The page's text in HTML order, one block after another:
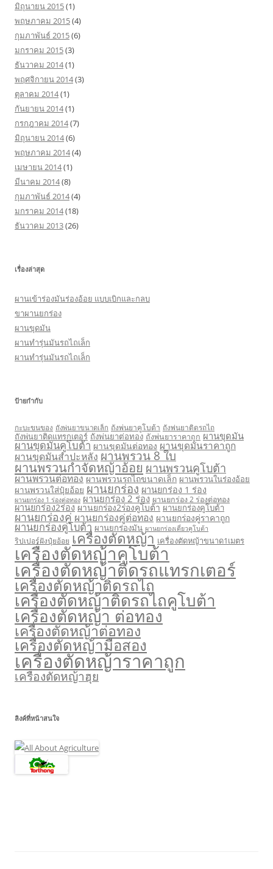
มิถุนายน 2015(1)
พฤษภาคม 2015(4)
กุมภาพันธ์ 2015(6)
มกราคม 2015(3)
ธันวาคม 2014(1)
พฤศจิกายน 2014(3)
ตุลาคม 2014(1)
กันยายน 2014(1)
กรกฎาคม 2014(7)
มิถุนายน 2014(6)
พฤษภาคม 2014(4)
เมษายน 2014(1)
มีนาคม 2014(8)
กุมภาพันธ์ 2014(4)
มกราคม 2014(18)
ธันวาคม 2013(26)
เรื่องล่าสุด
ผานเข้าร่องมันร่องอ้อย แบบเบิกและกลบ
ขาผานยกร่อง
ผานขุดมัน
ผานทำรุ่นมันรถไถเล็ก
ผานทำรุ่นมันรถไถเล็ก
ป้ายกำกับ
กะบะขนของ ถังพ่นยาขนาดเล็ก ถังพ่นยาคูโบต้า ถังพ่นยาติดรถไถ
ถังพ่นยาติดแทรกเตอร์ ถังพ่นยาต่อทอง ถังพ่นยาราคาถูก ผานขุดมัน
ผานขุดมันคูโบต้า ผานขุดมันต่อทอง ผานขุดมันราคาถูก
ผานขุดมันสำปะหลัง ผานพรวน 8 ใบ
ผานพรวนกำจัดหญ้าอ้อย ผานพรวนคูโบต้า
ผานพรวนต่อทอง ผานพรวนรถไถขนาดเล็ก ผานพรวนในร่องอ้อย
ผานพรวนใส่ปุ๋ยอ้อย ผานยกร่อง ผานยกร่อง 1 ร่อง
ผานยกร่อง 1 ร่องต่อทอง ผานยกร่อง 2 ร่อง ผานยกร่อง 2 ร่องต่อทอง
ผานยกร่อง2ร่อง ผานยกร่อง2ร่องคูโบต้า ผานยกร่องคูโบต้า
ผานยกร่องคู่ ผานยกร่องคู่ต่อทอง ผานยกร่องคู่ราคาถูก
ผานยกร่องคู่โบต้า ผานยกร่องมัน ผานยกร่องเดี่ยวคูโบต้า
ริปเปอร์ฝังปุ๋ยอ้อย เครื่องตัดหญ้า เครื่องตัดหญ้าขนาด1เมตร
เครื่องตัดหญ้าคูโบต้า
เครื่องตัดหญ้าติดรถแทรกเตอร์
เครื่องตัดหญ้าติดรถไถ
เครื่องตัดหญ้าติดรถไถคูโบต้า
เครื่องตัดหญ้า ต่อทอง
เครื่องตัดหญ้าต่อทอง
เครื่องตัดหญ้ามือสอง
เครื่องตัดหญ้าราคาถูก
เครื่องตัดหญ้าฮุย
ลิงค์ที่หน้าสนใจ